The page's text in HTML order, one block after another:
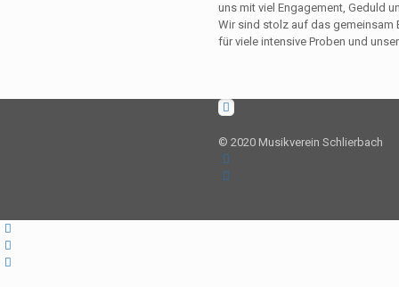
uns mit viel Engagement, Geduld
Wir sind stolz auf das gemeinsam
für viele intensive Proben und
© 2020 Musikverein Schlierbach